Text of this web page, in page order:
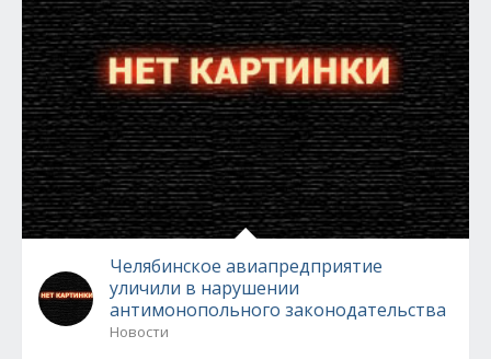
Челябинское авиапредприятие
уличили в нарушении
антимонопольного законодательства
Новости